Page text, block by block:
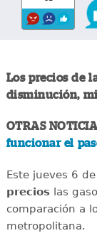
Los precios de
disminución,
OTRAS
funcionar el
Este jueves 6
precioslas
comparación a
metropolitana.